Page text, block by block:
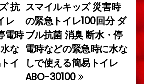
スマイルキッズ 災害時
の緊急トイレ100回分 ダ
ブル抗菌 消臭 断水・停
電時などの緊急時に水な
しで使える簡易トイレ
ABO-30100
抗
レ
電時
な
イ